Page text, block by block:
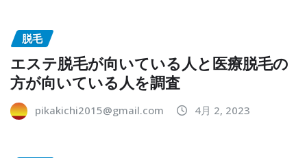
脱毛
エステ脱毛が向いている人と医療脱毛の
方が向いている人を調査
pikakichi2015@gmail.com 4月 2, 2023